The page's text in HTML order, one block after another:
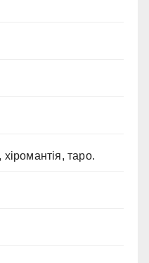
хіромантія, таро.